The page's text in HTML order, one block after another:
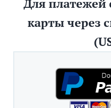
Для платежей
карты через